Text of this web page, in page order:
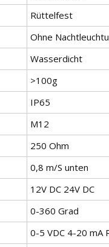
Rüttelfest
Ohne
Wasserdicht
>100g
IP65
M12
250 Ohm
0,8 m/S unten
12V DC 24V DC
0-360 Grad
0-5 VDC 4-20 mA